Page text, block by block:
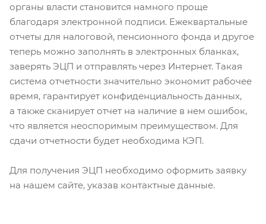
органы власти становится намного проще
благодаря электронной подписи. Ежеквартальные
отчеты для налоговой, пенсионного фонда и другое
теперь можно заполнять в электронных бланках,
заверять ЭЦП и отправлять через Интернет. Такая
система отчетности значительно экономит рабочее
время, гарантирует конфиденциальность данных,
а также сканирует отчет на наличие в нем ошибок,
что является неоспоримым преимуществом. Для
сдачи отчетности будет необходима КЭП.
Для получения ЭЦП необходимо оформить заявку
на нашем сайте, указав контактные данные.